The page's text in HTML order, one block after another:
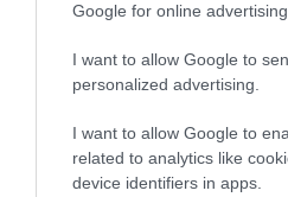
Google for online
I want to allow Google to
personalized advertising.
I want to allow Google to
related to analytics like
device identifiers in apps.